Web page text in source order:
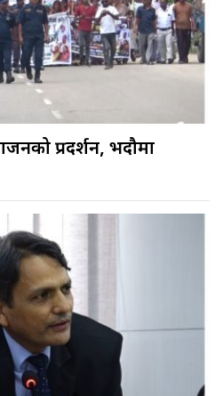
प्रदर्शन, भदौमा